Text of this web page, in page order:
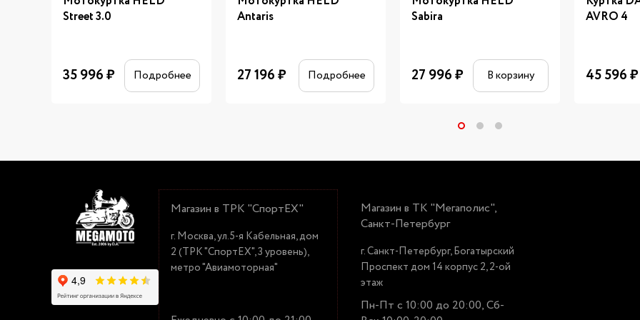
Street 3.0
35 996₽ Подробнее
Antaris
27 196₽ Подробнее
Sabira
27 996₽ В корзину
AVRO 4
45 596₽
Магазин в ТРК "СпортЕХ"
г. Москва, ул.5-я Кабельная, дом
2 (ТРК "СпортЕХ", 3 уровень),
метро "Авиамоторная"
Магазин в ТК "Мегаполис",
Санкт-Петербург
г. Санкт-Петербург, Богатырский
Проспект дом 14 корпус 2, 2-ой
этаж
Пн-Пт с 10:00 до 20:00, Сб-